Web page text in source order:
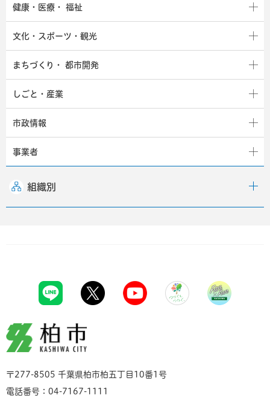
健康・医療・ 福祉
文化・スポーツ・観光
まちづくり・ 都市開発
しごと・産業
市政情報
事業者
組織別
柏市
〒277-8505 千葉県柏市柏五丁目10番1号
電話番号：04-7167-1111